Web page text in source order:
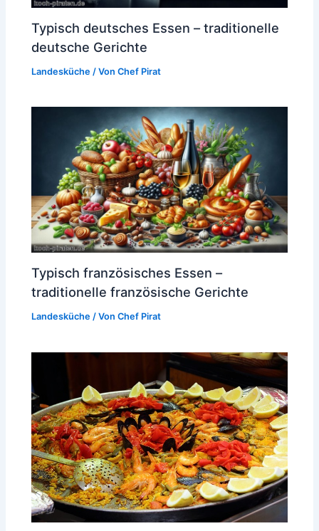
Typisch deutsches Essen – traditionelle
deutsche Gerichte
Landesküche / VonChef Pirat
Typisch französisches Essen –
traditionelle französische Gerichte
Landesküche / VonChef Pirat